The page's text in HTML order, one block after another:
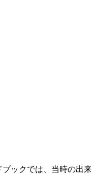
ックでは、当時の出